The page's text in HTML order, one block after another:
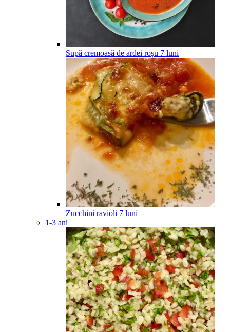
Supă cremoasă de ardei roșu 7 luni
Zucchini ravioli 7 luni
1-3 ani